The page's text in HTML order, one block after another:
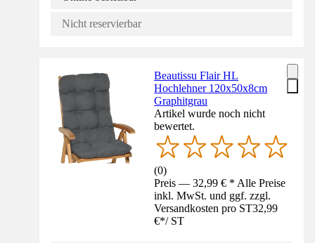
Nicht reservierbar
Beautissu Flair HL
Hochlehner 120x50x8cm
Graphitgrau
Artikel wurde noch nicht
bewertet.
(0)
Preis — 32,99 € * Alle Preise
inkl. MwSt. und ggf. zzgl.
Versandkosten pro ST32,99
€*/ ST